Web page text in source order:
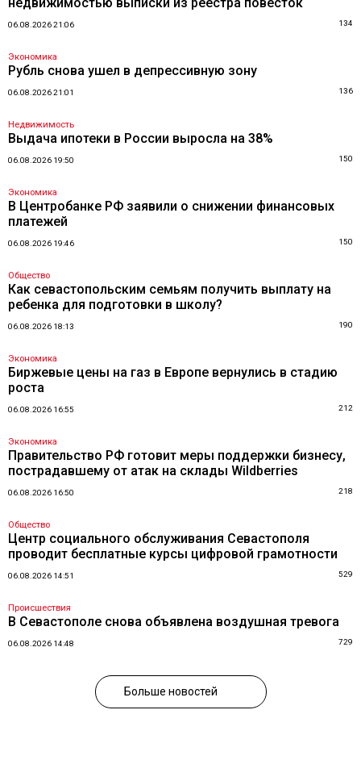
06.08.2026 21:06 134
Экономика
Рубль снова ушел в депрессивную зону
06.08.2026 21:01 136
Недвижимость
Выдача ипотеки в России выросла на 38%
06.08.2026 19:50 150
Экономика
В Центробанке РФ заявили о снижении финансовых
платежей
06.08.2026 19:46 150
Общество
Как севастопольским семьям получить выплату на
ребенка для подготовки в школу?
06.08.2026 18:13 190
Экономика
Биржевые цены на газ в Европе вернулись в стадию
роста
06.08.2026 16:55 212
Экономика
Правительство РФ готовит меры поддержки бизнесу,
пострадавшему от атак на склады Wildberries
06.08.2026 16:50 218
Общество
Центр социального обслуживания Севастополя
проводит бесплатные курсы цифровой грамотности
06.08.2026 14:51 529
Происшествия
В Севастополе снова объявлена воздушная тревога
06.08.2026 14:48 729
Больше новостей